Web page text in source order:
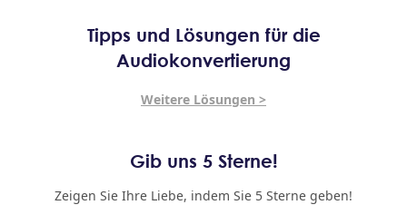
Tipps und Lösungen für die
Audiokonvertierung
Weitere Lösungen >
Gib uns 5 Sterne!
Zeigen Sie Ihre Liebe, indem Sie 5 Sterne geben!